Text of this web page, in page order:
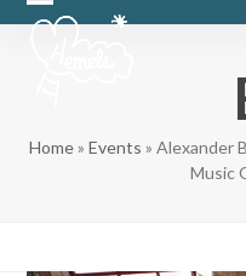
Skip
Open
Close
Home» Events » Alexander
Music